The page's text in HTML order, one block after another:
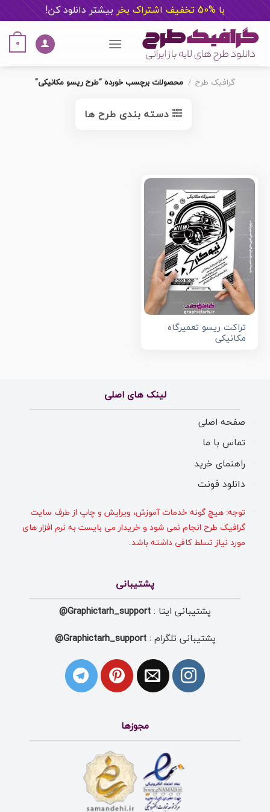
با %50 تخفیف اشتراک بخر بیشتر دانلود کن!
content
0
گرافیک طرح / محصولات برچسب خورده “طرح ریسو مکانیکی”
دسته بندی طرح ها
تراکت ریسو تعمیرگاه
مکانیکی
لینک های اصلی
صفحه اصلی
تماس با ما
راهنمای خرید
دانلود فونت
توجه: هیچ گونه خدمات آموزش، ویرایش و چاپ از طرف سایت
گرافیک طرح انجام نمی شود و خریدار می بایست به نرم افزار های
مورد نیاز تسلط کافی داشته باشد.
پشتیبانی
پشتیبانی ایتا : Graphictarh_support@
پشتیبانی تلگرام :Graphictarh_support@
مجوزها